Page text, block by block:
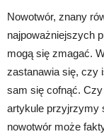
Nowotwór, znany
najpoważniejszych
mogą się zmagać.
zastanawia się, czy
sam się cofnąć.
artykule przyjrzymy
nowotwór może